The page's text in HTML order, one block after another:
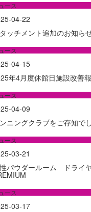
ース
04-22
ッチメント追加のお知ら
ース
04-15
年4月度休館日施設改善
ース
04-09
ニングクラブをご存知で
ース
03-21
パウダールーム ドライ
ース
03-17